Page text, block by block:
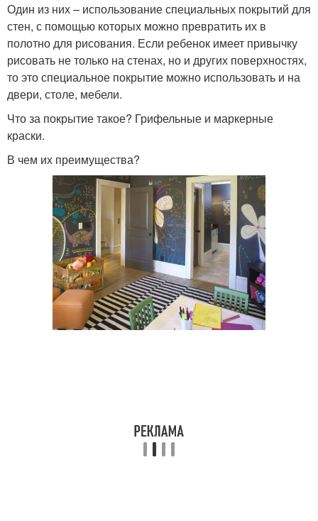
Один из них – использование специальных покрытий для
стен, с помощью которых можно превратить их в
полотно для рисования. Если ребенок имеет привычку
рисовать не только на стенах, но и других поверхностях,
то это специальное покрытие можно использовать и на
двери, столе, мебели.
Что за покрытие такое? Грифельные и маркерные
краски.
В чем их преимущества?